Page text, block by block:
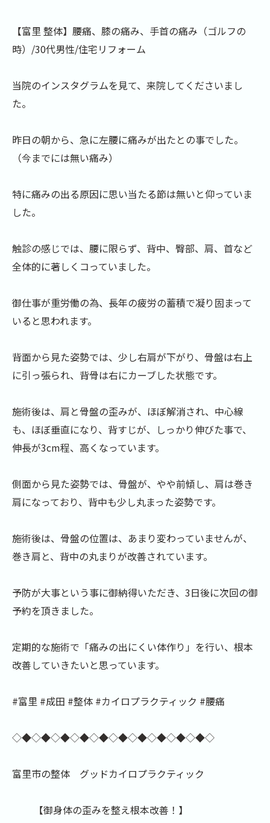
【富里 整体】腰痛、膝の痛み、手首の痛み（ゴルフの
時）/30代男性/住宅リフォーム
当院のインスタグラムを見て、来院してくださいまし
た。
昨日の朝から、急に左腰に痛みが出たとの事でした。
（今までには無い痛み）
特に痛みの出る原因に思い当たる節は無いと仰っていま
した。
触診の感じでは、腰に限らず、背中、臀部、肩、首など
全体的に著しくコっていました。
御仕事が重労働の為、長年の疲労の蓄積で凝り固まって
いると思われます。
背面から見た姿勢では、少し右肩が下がり、骨盤は右上
に引っ張られ、背骨は右にカーブした状態です。
施術後は、肩と骨盤の歪みが、ほぼ解消され、中心線
も、ほぼ垂直になり、背すじが、しっかり伸びた事で、
伸長が3cm程、高くなっています。
側面から見た姿勢では、骨盤が、やや前傾し、肩は巻き
肩になっており、背中も少し丸まった姿勢です。
施術後は、骨盤の位置は、あまり変わっていませんが、
巻き肩と、背中の丸まりが改善されています。
予防が大事という事に御納得いただき、3日後に次回の御
予約を頂きました。
定期的な施術で「痛みの出にくい体作り」を行い、根本
改善していきたいと思っています。
#富里 #成田 #整体 #カイロプラクティック #腰痛
◇◆◇◆◇◆◇◆◇◆◇◆◇◆◇◆◇◆◇◆◇
富里市の整体 グッドカイロプラクティック
【御身体の歪みを整え根本改善！】